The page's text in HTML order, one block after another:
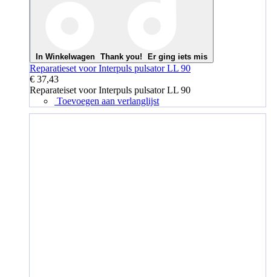
In Winkelwagen Thank you! Er ging iets mis
Reparatieset voor Interpuls pulsator LL 90
€ 37,43
Reparateiset voor Interpuls pulsator LL 90
Toevoegen aan verlanglijst